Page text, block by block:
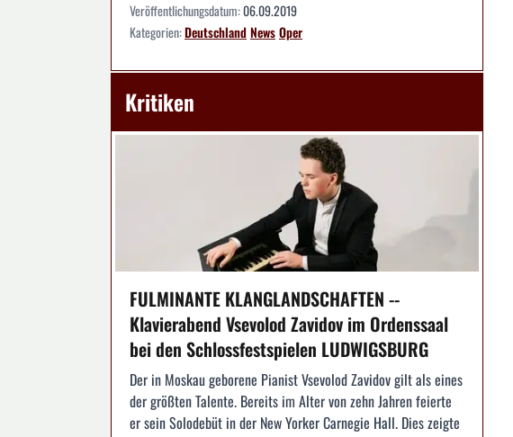
Veröffentlichungsdatum:06.09.2019
Kategorien:DeutschlandNewsOper
Kritiken
FULMINANTE KLANGLANDSCHAFTEN --
Klavierabend Vsevolod Zavidov im Ordenssaal
bei den Schlossfestspielen LUDWIGSBURG
Der in Moskau geborene Pianist Vsevolod Zavidov gilt als eines
der größten Talente. Bereits im Alter von zehn Jahren feierte
er sein Solodebüt in der New Yorker Carnegie Hall. Dies zeigte